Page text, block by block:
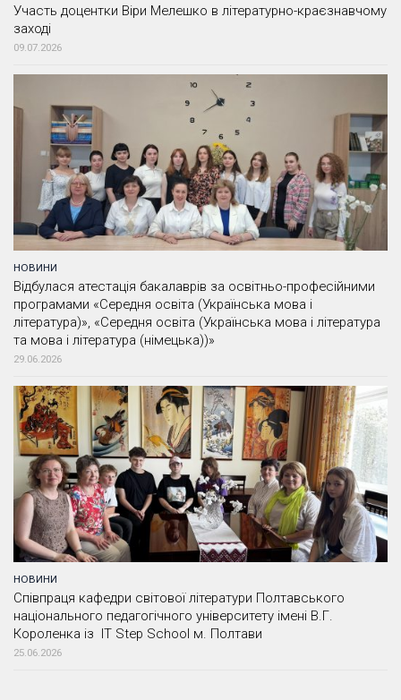
Участь доцентки Віри Мелешко в літературно-краєзнавчому
заході
09.07.2026
НОВИНИ
Відбулася атестація бакалаврів за освітньо-професійними
програмами «Середня освіта (Українська мова і
література)», «Середня освіта (Українська мова і література
та мова і література (німецька))»
29.06.2026
НОВИНИ
Співпраця кафедри світової літератури Полтавського
національного педагогічного університету імені В.Г.
Короленка із IT Step School м. Полтави
25.06.2026